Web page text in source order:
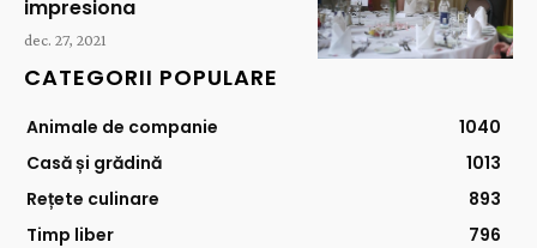
impresiona
dec. 27, 2021
CATEGORII POPULARE
Animale de companie
1040
Casă și grădină
1013
Rețete culinare
893
Timp liber
796